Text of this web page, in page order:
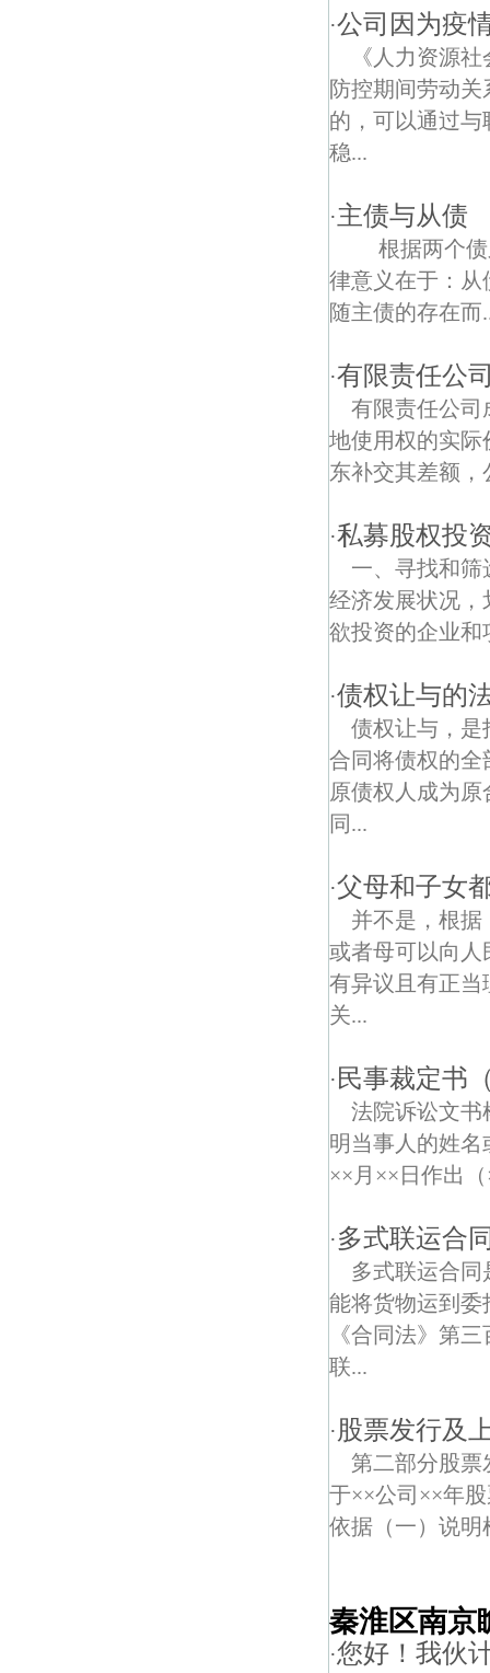
·公司因为疫
《人力资源
防控期间劳动
的，可以通过
稳...
·主债与从债
根据两个债
律意义在于：从
随主债的存在而
·有限责任公
有限责任公司
地使用权的实际
东补交其差额
·私募股权投
一、寻找和
经济发展状况，
欲投资的企业
·债权让与的
债权让与，是
合同将债权的全
原债权人成为
同...
·父母和子女
并不是，根据
或者母可以向人
有异议且有正当
关...
· 民事裁定书
法院诉讼
明当事人的姓
××月××日作出
·多式联运合
多式联运合
能将货物运到委
《合同法》第
联...
·股票发行及
第二部分股
于××公司××年
依据（一）说明
秦淮区南京
·您好！我伙